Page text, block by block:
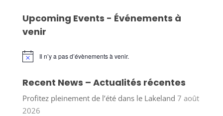
Upcoming Events - Événements à
venir
Notice Il n’y a pas d’évènements à venir.
Recent News – Actualités récentes
Profitez pleinement de l’été dans le Lakeland 7 août
2026